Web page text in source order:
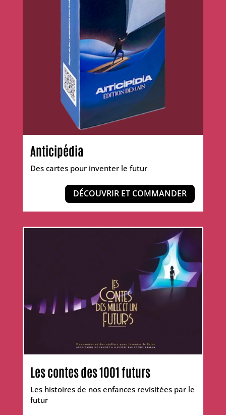
Anticipédia
Des cartes pour inventer le futur
DÉCOUVRIR ET COMMANDER
Les contes des 1001 futurs
Les histoires de nos enfances revisitées par le
futur